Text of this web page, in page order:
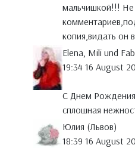
мальчишкой!!! Не
копия,видать он
Elena, Mili und
19:34 16 August
С Днем
сплошная
Юлия (Львов)
18:39 16 August